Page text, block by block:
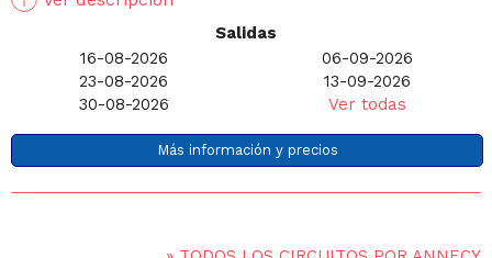
Salidas
16-08-2026
23-08-2026
30-08-2026
06-09-2026
13-09-2026
Ver todas
Más información y precios